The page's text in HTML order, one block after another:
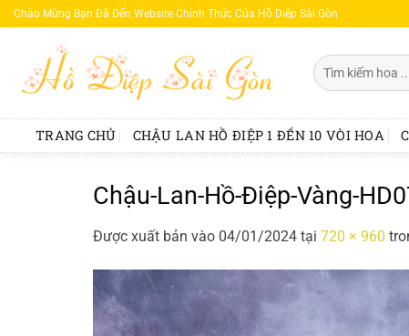
Bỏ
qua
dung
Chào Mừng Bạn Đã Đến Website Chính Thức Của Hồ Diệp Sài Gòn
Tìm
kiếm:
TRANG CHỦ CHẬU LAN HỒ ĐIỆP 1 ĐẾN 10 VÒI HOA
Chậu-Lan-Hồ-Điệp-Vàng-
Được xuất bản vào 04/01/2024 tại 720 × 960